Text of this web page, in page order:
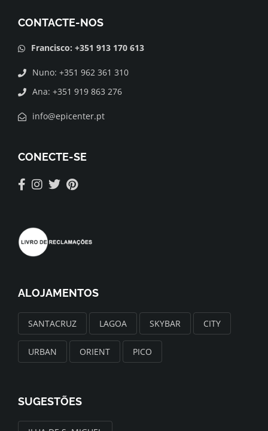
CONTACTE-NOS
Francisco: +351 913 170 613
Nuno: +351 962 361 310
Ana: +351 919 863 276
info@epicenter.pt
CONECTE-SE
ALOJAMENTOS
SANTACRUZ LAGOA SKYBAR CITY
URBAN ORIENT PICO
SUGESTÕES